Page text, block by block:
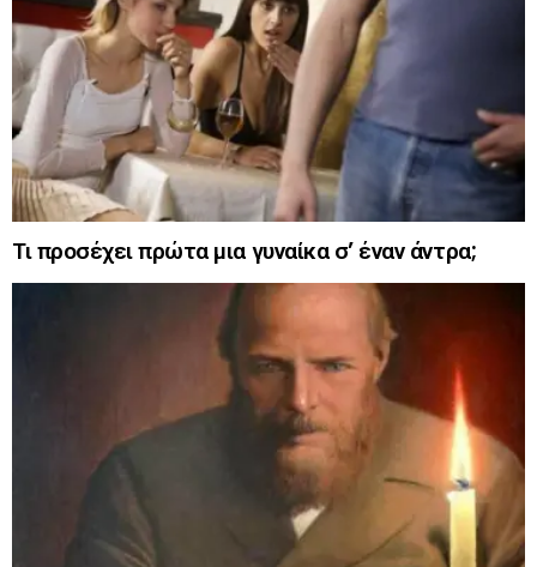
Τι προσέχει πρώτα μια γυναίκα σ’ έναν άντρα;